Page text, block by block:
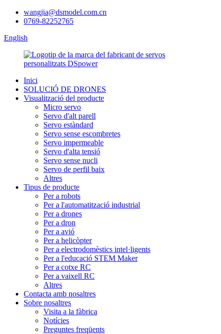
wangjia@dsmodel.com.cn
0769-82252765
English
Inici
SOLUCIÓ DE DRONES
Visualització del producte
Micro servo
Servo d'alt parell
Servo estàndard
Servo sense escombretes
Servo impermeable
Servo d'alta tensió
Servo sense nucli
Servo de perfil baix
Altres
Tipus de producte
Per a robots
Per a l'automatització industrial
Per a drones
Per a dron
Per a avió
Per a helicòpter
Per a electrodomèstics intel·ligents
Per a l'educació STEM Maker
Per a cotxe RC
Per a vaixell RC
Altres
Contacta amb nosaltres
Sobre nosaltres
Visita a la fàbrica
Notícies
Preguntes freqüents